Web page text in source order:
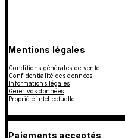
Mentions légales
Conditions générales de vente
Confidentialité des données
Informations légales
Gérer vos données
Propriété intellectuelle
Paiements acceptés